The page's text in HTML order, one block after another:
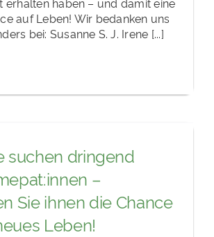
auf Leben! Wir bedanken uns
bei: Susanne S. J. Irene [...]
suchen dringend
–
Sie ihnen die Chance
Leben!